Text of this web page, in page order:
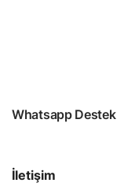
Whatsapp Destek
İletişim